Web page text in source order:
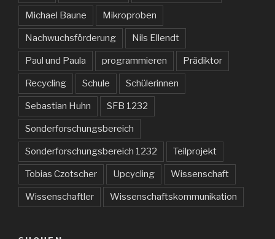
Michael Baune Mikroproben
Nachwuchsförderung Nils Ellendt
Paul und Paula programmieren Prädiktor
Recycling Schule Schülerinnen
Sebastian Huhn SFB 1232
Sonderforschungsbereich
Sonderforschungsbereich 1232 Teilprojekt
Tobias Czotscher Upcycling Wissenschaft
Wissenschaftler Wissenschaftskommunikation